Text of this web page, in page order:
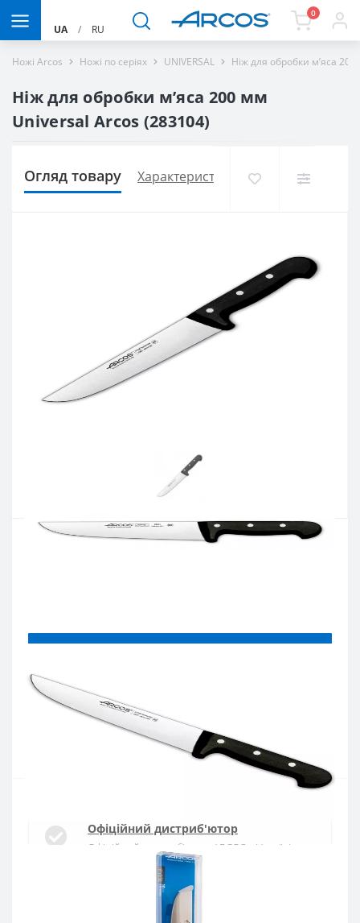
UA / RU
0
Ножі Arcos Ножі по серіях UNIVERSAL Ніж для обробки м’яса
Ніж для обробки м’яса 200 мм
Universal Arcos (283104)
Огляд товару Характеристики Доставка і
283104
Купити в один клік
Введіть номер телефону і ми передзвонимо
Офіційний дистриб'ютор
Офіційний дистриб'ютор ARCOS в Україні
Швидка доставка
Доставка протягом 1-3 днів по Україні